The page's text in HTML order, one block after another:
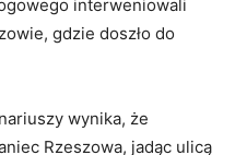
interweniowali
gdzie doszło do
wynika, że
Rzeszowa, jadąc ulicą